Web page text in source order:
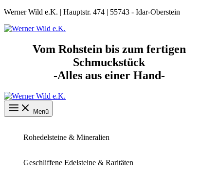
Zum
springen
Werner Wild e.K. | Hauptstr. 474 | 55743 - Idar-Oberstein
Vom Rohstein bis zum fertigen
Schmuckstück
-Alles aus einer Hand-
Menü
Rohedelsteine & Mineralien
Geschliffene Edelsteine & Raritäten